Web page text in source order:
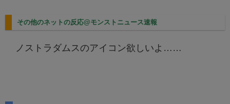
その他のネットの反応@モンストニュース速報
ノストラダムスのアイコン欲しいよ……